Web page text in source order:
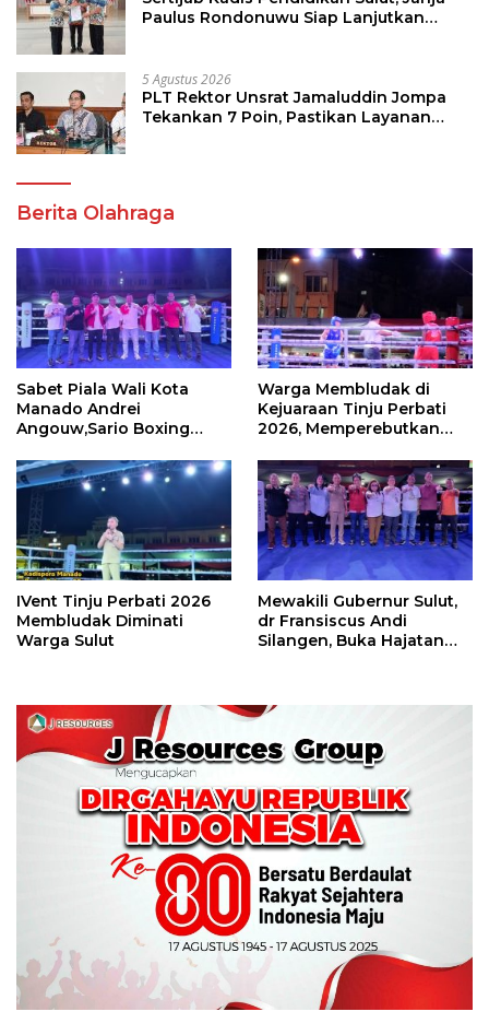
Paulus Rondonuwu Siap Lanjutkan
5 Agustus 2026
PLT Rektor Unsrat Jamaluddin Jompa
Tekankan 7 Poin, Pastikan Layanan
Berita Olahraga
Sabet Piala Wali Kota
Manado Andrei
Angouw,Sario Boxing
Perbati 2026
Warga Membludak di
Kejuaraan Tinju Perbati
2026, Memperebutkan
IVent Tinju Perbati 2026
Membludak Diminati
Warga Sulut
Mewakili Gubernur Sulut,
dr Fransiscus Andi
Silangen, Buka Hajatan